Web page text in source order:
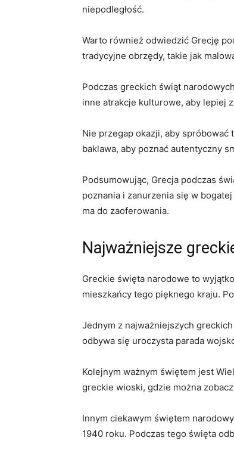
niepodległość.
Warto również odwiedzić ⁢Grecję
tradycyjne obrzędy, takie jak
Podczas greckich świąt
inne atrakcje kulturowe, aby lepiej
Nie przegap okazji, aby
baklawa, aby poznać autentyczny
Podsumowując, Grecja podczas‍
poznania i zanurzenia ⁣się w
ma do‌ zaoferowania.
Najważniejsze
Greckie ‌święta narodowe to
mieszkańcy tego pięknego kraju.
Jednym z najważniejszych
odbywa się uroczysta parada
Kolejnym ⁢ważnym świętem jest
greckie‌ wioski, gdzie można
Innym ciekawym świętem
1940 roku. Podczas tego święta